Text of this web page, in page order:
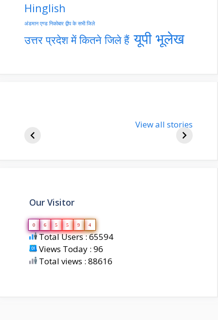
Hinglish
अंडमान एण्ड निकोबार द्वीप के सभी जिले
उत्तर प्रदेश में कितने जिले हैं यूपी भूलेख
bjp-india-
about
View all stories
Our Visitor
0 6 5 5 9 4
Total Users : 65594
Views Today : 96
Total views : 88616